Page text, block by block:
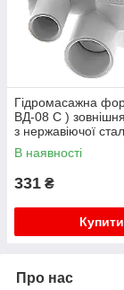
Гідромасажна
ВД-08 С )
з нержавіючої
В наявності
331 ₴
Купити
Про нас